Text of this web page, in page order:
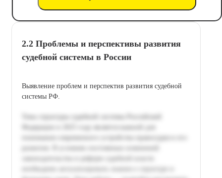
2.2 Проблемы и перспективы развития
судебной системы в России
Выявление проблем и перспектив развития судебной
системы РФ.